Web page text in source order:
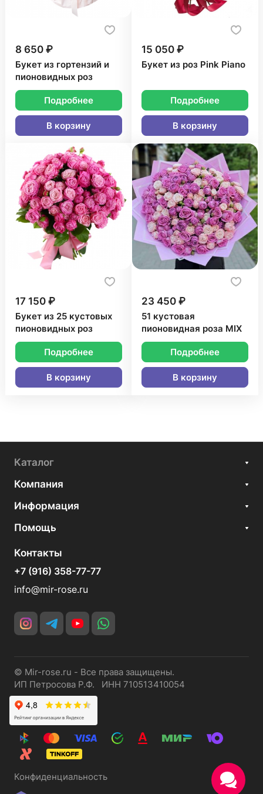
8 650 ₽
Букет из гортензий и
пионовидных роз
Подробнее
В корзину
15 050 ₽
Букет из роз Pink Piano
Подробнее
В корзину
17 150 ₽
Букет из 25 кустовых
пионовидных роз
Подробнее
В корзину
23 450 ₽
51 кустовая
пионовидная роза MIX
Подробнее
В корзину
Каталог
Компания
Информация
Помощь
Контакты
+7 (916) 358-77-77
info@mir-rose.ru
© Mir-rose.ru - Все права защищены.
ИП Петросова Р.Ф. ИНН 710513410054
Конфиденциальность